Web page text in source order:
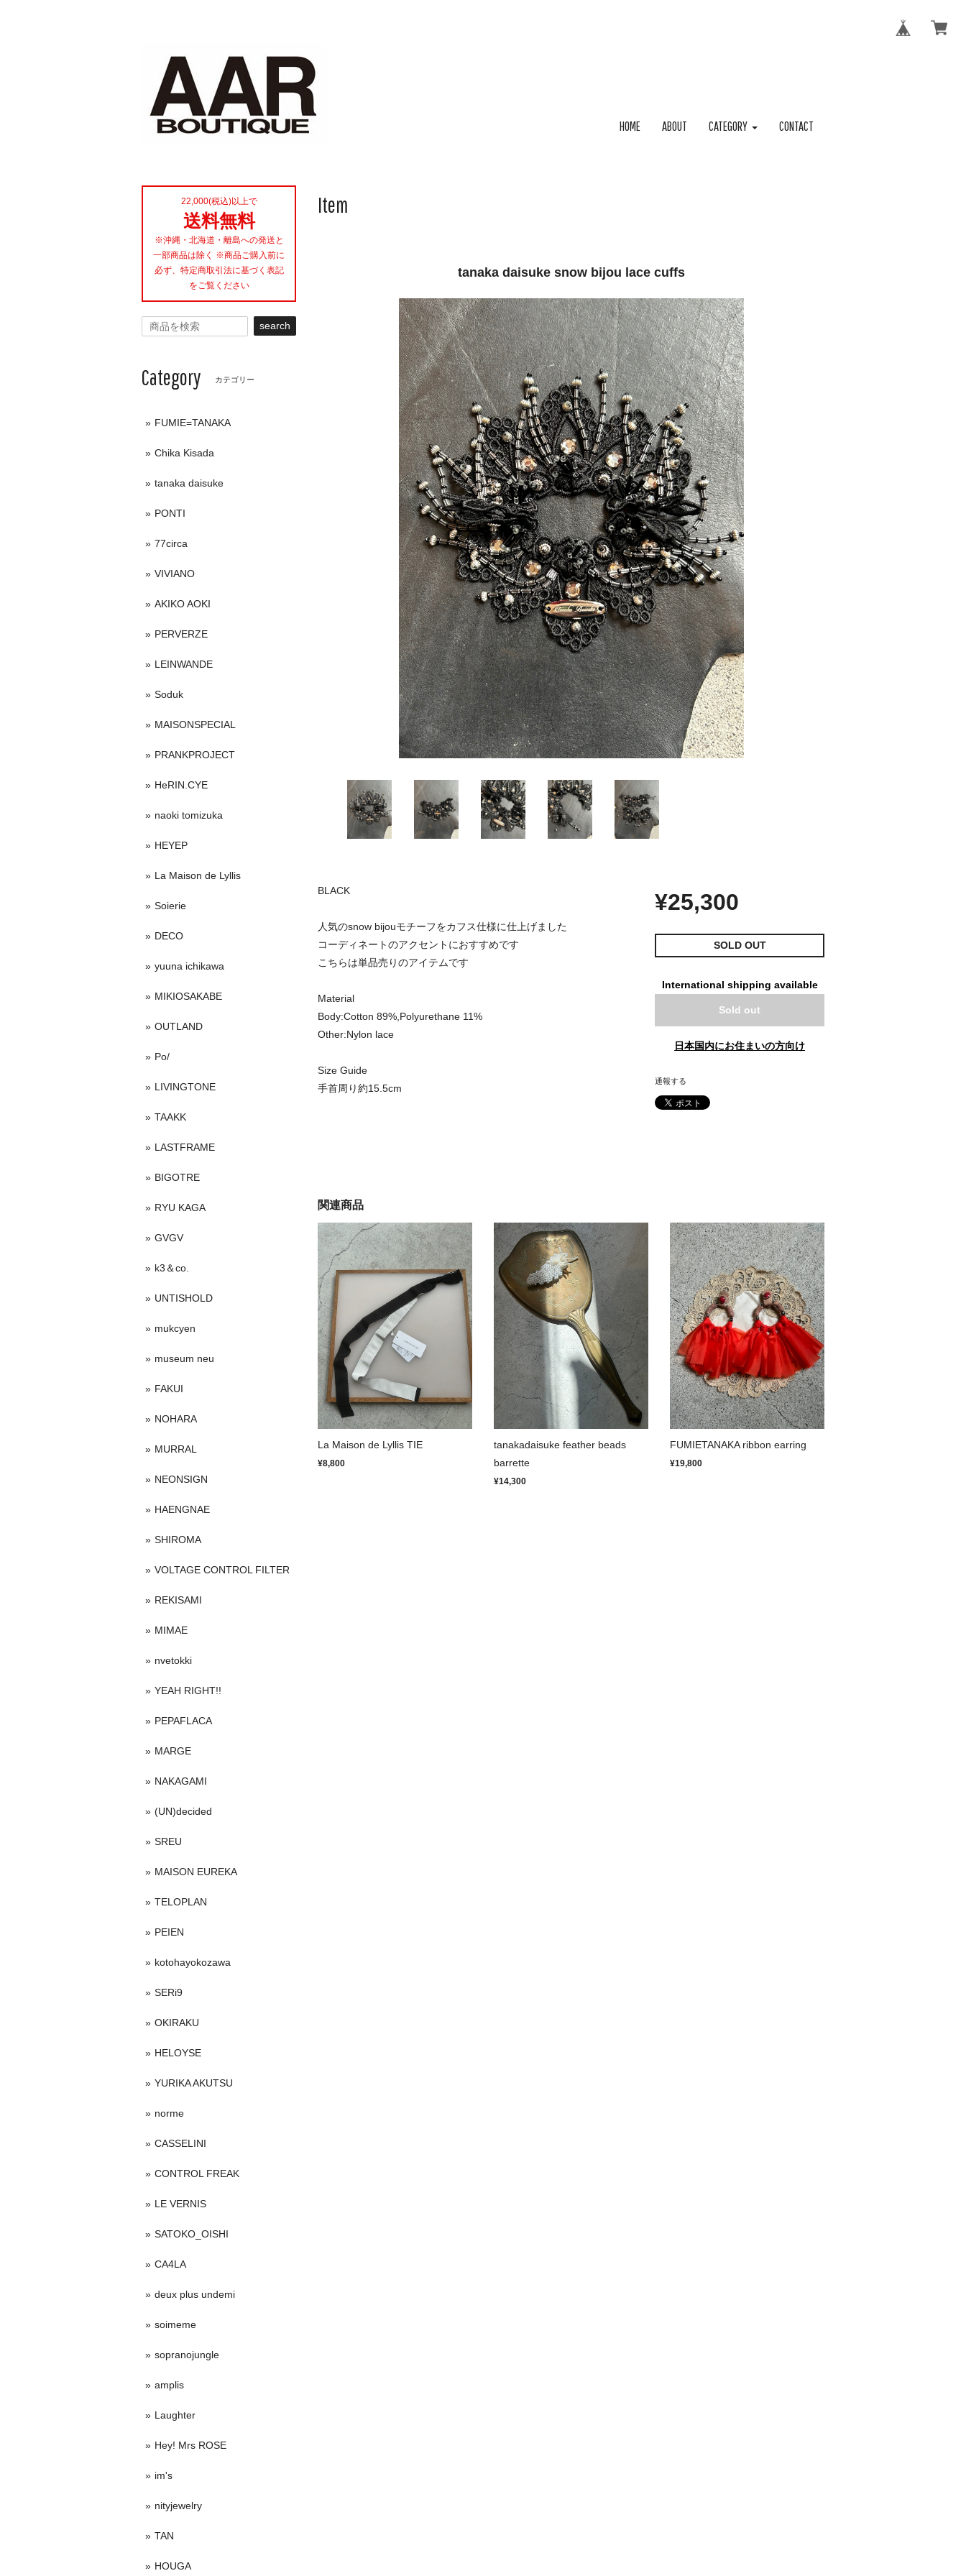
HOME ABOUT CATEGORY CONTACT
Item
tanaka daisuke snow bijou lace cuffs
BLACK
人気のsnow bijouモチーフをカフス仕様に仕上げました
コーディネートのアクセントにおすすめです
こちらは単品売りのアイテムです
Material
Body:Cotton 89%,Polyurethane 11%
Other:Nylon lace
Size Guide
手首周り約15.5cm
¥25,300
SOLD OUT
International shipping available
Sold out
日本国内にお住まいの方向け
通報する
関連商品
La Maison de Lyllis TIE
¥8,800
tanakadaisuke feather beads
barrette
¥14,300
FUMIETANAKA ribbon earring
¥19,800
22,000(税込)以上で
送料無料
※沖縄・北海道・離島への発送と
一部商品は除く ※商品ご購入前に
必ず、特定商取引法に基づく表記
をご覧ください
search
Category カテゴリー
FUMIE=TANAKA
Chika Kisada
tanaka daisuke
PONTI
77circa
VIVIANO
AKIKO AOKI
PERVERZE
LEINWANDE
Soduk
MAISONSPECIAL
PRANKPROJECT
HeRIN.CYE
naoki tomizuka
HEYEP
La Maison de Lyllis
Soierie
DECO
yuuna ichikawa
MIKIOSAKABE
OUTLAND
Po/
LIVINGTONE
TAAKK
LASTFRAME
BIGOTRE
RYU KAGA
GVGV
k3＆co.
UNTISHOLD
mukcyen
museum neu
FAKUI
NOHARA
MURRAL
NEONSIGN
HAENGNAE
SHIROMA
VOLTAGE CONTROL FILTER
REKISAMI
MIMAE
nvetokki
YEAH RIGHT!!
PEPAFLACA
MARGE
NAKAGAMI
(UN)decided
SREU
MAISON EUREKA
TELOPLAN
PEIEN
kotohayokozawa
SERi9
OKIRAKU
HELOYSE
YURIKA AKUTSU
norme
CASSELINI
CONTROL FREAK
LE VERNIS
SATOKO_OISHI
CA4LA
deux plus undemi
soimeme
sopranojungle
amplis
Laughter
Hey! Mrs ROSE
im's
nityjewelry
TAN
HOUGA